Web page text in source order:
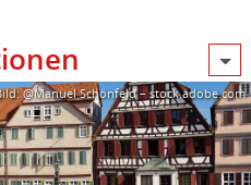
@Manuel Schönfeld – stock.adobe.com